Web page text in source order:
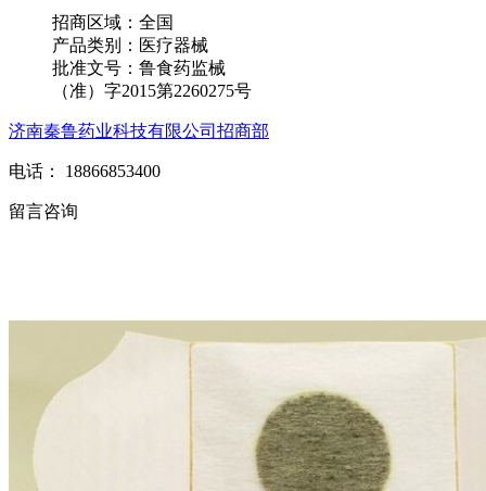
招商区域： 全国
产品类别： 医疗器械
批准文号： 鲁食药监械
（准）字2015第2260275号
济南秦鲁药业科技有限公司招商部
电话： 18866853400
留言咨询